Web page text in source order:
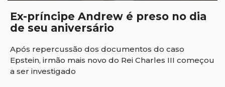
Ex-príncipe Andrew é preso no dia
de seu aniversário
Após repercussão dos documentos do caso
Epstein, irmão mais novo do Rei Charles III começou
a ser investigado